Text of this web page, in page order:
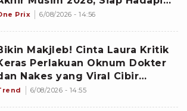
Baru MotoGP 2027
Prix 6/08/2026 - 14:56
Makjleb! Cinta Laura Kritik
Perlakuan Oknum Dokter
Nakes yang Viral Cibir
Pasien BPJS
6/08/2026 - 14:55